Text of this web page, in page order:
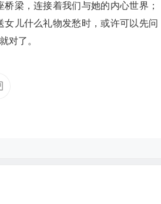
梁，连接着我们与她的内心世界；
儿什么礼物发愁时，或许可以先问
对了。